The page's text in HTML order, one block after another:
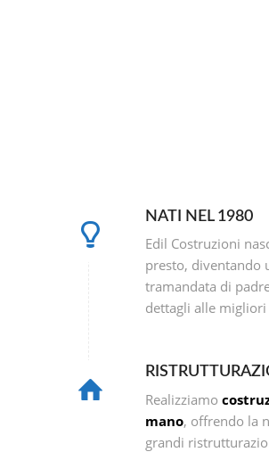
NATI NEL 1980
Edil Costruzioni
presto, diventando
tramandata di
dettagli alle
Realizziamo
mano, offrendo la
grandi